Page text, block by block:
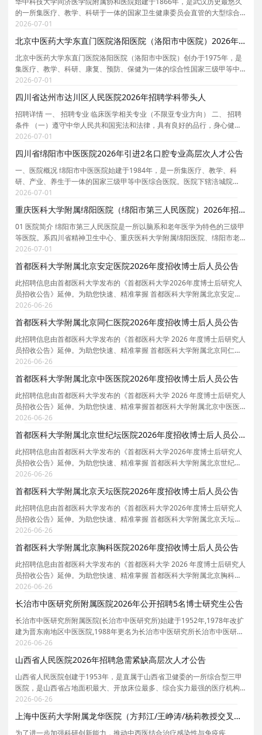
的一所集医疗、教学、科研于一体的国家卫生健康委员会直管的大型综合
性教学医院，系国家首批三级甲等医院、全国百佳医院、荣获全国医院管
理年先进集体、全国五一劳动奖和全国文明单位等国
2026-07-01
北京中医药大学东直门医院洛阳医院（洛阳市中医院）2026年引进3名博士研究生公告
北京中医药大学东直门医院洛阳医院（洛阳市中医院）创办于1975年，是
集医疗、教学、科研、康复、预防、保健为一体的综合性国家三级甲等中
医院。是国家区域医疗中心建设单位、国家中医药传承创新工程重点中医
医院项目建设单位、全国中医特色重点中医院建设单
2026-07-01
四川省达州市达川区人民医院2026年招聘学科带头人
招聘详情 一、 招聘专业 临床医学相关专业（不限亚专业方向） 二、 招聘
条件 （一）遵守中华人民共和国宪法和法律，具有良好的品行，身心健
康，无违规违纪等不良记录； （二）年龄50周岁及以下，身心健康，精力
充沛、掌握填补医院或达州市空白的前沿医疗技术
2026-07-01
四川省绵阳市中医医院2026年引进2名口腔专业高层次人才公告
一、医院概况 绵阳市中医医院始建于1984年，是一所集医疗、教学、科
研、产业、养生于一体的国家三级甲等中医综合医院。医院下辖涪城院
区、经开院区、南桥分院、花园门诊部、制剂中心、医养结合中心等分支
机构，同时受托管理涪江中药饮片有限责任公司。作为多
2026-07-01
重庆医科大学附属绵阳医院（绵阳市第三人民医院）2026年招聘2名博士后公告
01 医院简介 绵阳市第三人民医院是一所以脑系和老年医学为特色的三级甲
等医院。系四川省精神卫生中心、重庆医科大学附属绵阳医院、绵阳市老
年病医院。院本部占地130亩，编制床位1700张，开放床位2000张，下辖
二院区（科新区）、游仙分院两个分院；设有业务科
2026-07-01
首都医科大学附属北京安定医院2026年度招收博士后人员公告
此招聘信息由首都医科大学发布的《首都医科大学2026年度博士后研究人
员招收公告》延伸。为助您快速、精准掌握 首都医科大学附属北京安定医
院 的招聘详情， 现特别针对 首都医科大学附属北京安定医院 的岗位信息
与报考要点单独说明 。为保证您获取的招聘信息
2026-06-26
首都医科大学附属北京同仁医院2026年度招收博士后人员公告
此招聘信息由首都医科大学发布的《首都医科大学 2026 年度博士后研究人
员招收公告》延伸。为助您快速、精准掌握 首都医科大学附属北京同仁医
院 的招聘详情， 现特别针对 首都医科大学附属北京同仁医院 的岗位信息
与报考要点单独说明 。为保证您获取的招聘信
2026-06-26
首都医科大学附属北京中医医院2026年度招收博士后人员公告
此招聘信息由首都医科大学发布的《首都医科大学 2026 年度博士后研究人
员招收公告》延伸。为助您快速、精准掌握首都医科大学附属北京中医医
院的招聘详情， 现特别针对 首都医科大学附属北京中医医院 的岗位信息与
报考要点单独说明 。为保证您获取的招聘信息
2026-06-26
首都医科大学附属北京世纪坛医院2026年度招收博士后人员公告
此招聘信息由首都医科大学发布的《首都医科大学2026年度博士后研究人
员招收公告》延伸。为助您快速、精准掌握 首都医科大学附属北京世纪坛
医院 的招聘详情， 现特别针对 首都医科大学附属北京世纪坛医院 的岗位
信息与报考要点单独说明 。为保证您获取的招聘
2026-06-26
首都医科大学附属北京天坛医院2026年度招收博士后人员公告
此招聘信息由首都医科大学发布的《首都医科大学2026年度博士后研究人
员招收公告》延伸。为助您快速、精准掌握 首都医科大学附属北京天坛医
院 的招聘详情， 现特别针对 首都医科大学附属北京天坛医院 的岗位信息
与报考要点单独说明 。为保证您获取的招聘信息
2026-06-26
首都医科大学附属北京胸科医院2026年度招收博士后人员公告
此招聘信息由首都医科大学发布的《首都医科大学 2026 年度博士后研究人
员招收公告》延伸。为助您快速、精准掌握 首都医科大学附属北京胸科医
院 的招聘详情， 现特别针对 首都医科大学附属北京胸科医院 的岗位信息
与报考要点单独说明 。为保证您获取的招聘信
2026-06-26
长治市中医研究所附属医院2026年公开招聘5名博士研究生公告
长治市中医研究所附属医院(长治市中医研究所)始建于1952年,1978年改扩
建为晋东南地区中医医院,1988年更名为长治市中医研究所长治市中医研究
所附属医院。历经七十余年的发展,医院已发展成为集医疗、教学、科研、
预防、保
2026-06-26
山西省人民医院2026年招聘急需紧缺高层次人才公告
山西省人民医院创建于1953年，是直属于山西省卫健委的一所综合型三甲
医院，是山西省占地面积最大、开放床位最多、综合实力最强的医疗机构
之一，是全国首批建立健全现代医院管理制度试点医院。 为不断提升我院
医疗水平和服务能力，现诚邀国内外优秀人才加入我
2026-06-26
上海中医药大学附属龙华医院（方邦江/王峥涛/杨莉教授交叉学科团队）2026年招聘4名博士后
为了进一步加强科研创新能力，推动中西医结合治疗感染性与免疫疾